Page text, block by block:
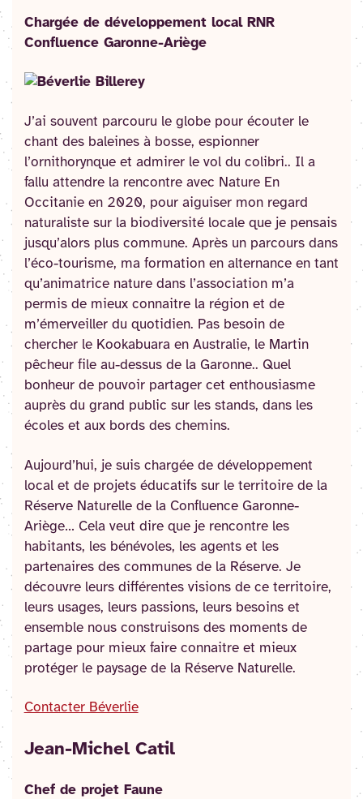
Chargée de développement local RNR
Confluence Garonne-Ariège
J’ai souvent parcouru le globe pour écouter le
chant des baleines à bosse, espionner
l’ornithorynque et admirer le vol du colibri.. Il a
fallu attendre la rencontre avec Nature En
Occitanie en 2020, pour aiguiser mon regard
naturaliste sur la biodiversité locale que je pensais
jusqu’alors plus commune. Après un parcours dans
l’éco-tourisme, ma formation en alternance en tant
qu’animatrice nature dans l’association m’a
permis de mieux connaitre la région et de
m’émerveiller du quotidien. Pas besoin de
chercher le Kookabuara en Australie, le Martin
pêcheur file au-dessus de la Garonne.. Quel
bonheur de pouvoir partager cet enthousiasme
auprès du grand public sur les stands, dans les
écoles et aux bords des chemins.
Aujourd’hui, je suis chargée de développement
local et de projets éducatifs sur le territoire de la
Réserve Naturelle de la Confluence Garonne-
Ariège… Cela veut dire que je rencontre les
habitants, les bénévoles, les agents et les
partenaires des communes de la Réserve. Je
découvre leurs différentes visions de ce territoire,
leurs usages, leurs passions, leurs besoins et
ensemble nous construisons des moments de
partage pour mieux faire connaitre et mieux
protéger le paysage de la Réserve Naturelle.
Contacter Béverlie
Jean-Michel Catil
Chef de projet Faune